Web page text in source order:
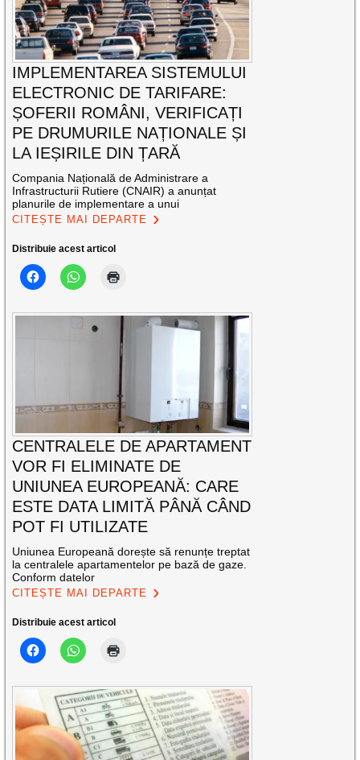
IMPLEMENTAREA SISTEMULUI
ELECTRONIC DE TARIFARE:
ȘOFERII ROMÂNI, VERIFICAȚI
PE DRUMURILE NAȚIONALE ȘI
LA IEȘIRILE DIN ȚARĂ
Compania Națională de Administrare a
Infrastructurii Rutiere (CNAIR) a anunțat
planurile de implementare a unui
CITEȘTE MAI DEPARTE
Distribuie acest articol
CENTRALELE DE APARTAMENT
VOR FI ELIMINATE DE
UNIUNEA EUROPEANĂ: CARE
ESTE DATA LIMITĂ PÂNĂ CÂND
POT FI UTILIZATE
Uniunea Europeană dorește să renunțe treptat
la centralele apartamentelor pe bază de gaze.
Conform datelor
CITEȘTE MAI DEPARTE
Distribuie acest articol